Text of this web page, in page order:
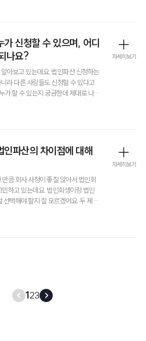
가 신청할 수 있으며, 어디
나요?
아보고 있는데요. 법인파산 신청하는
라 다른 사람들도 신청할 수 있다고
수하면 되는건가요?
자세히보기
인파산의 차이점에 대해
큼 회사 사정이 좋질 않아서 법인회
데요. 법인회생이랑 법인
해야 할지 잘 모르겠어요. 두 제도
하는게 맞는 건지 설명 부탁드려요.
자세히보기
123